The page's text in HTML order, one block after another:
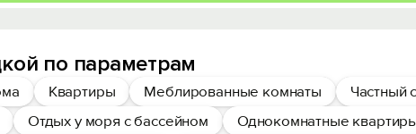
по параметрам
Квартиры Меблированные комнаты Частный
Отдых у моря с бассейном Однокомнатные